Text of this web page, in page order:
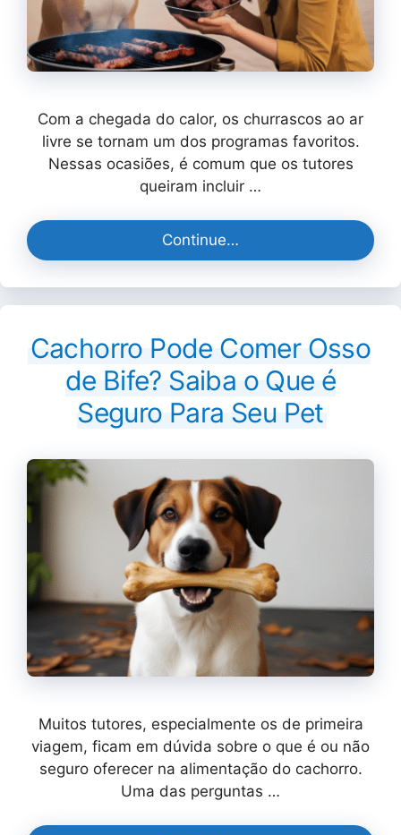
Com a chegada do calor, os churrascos ao ar
livre se tornam um dos programas favoritos.
Nessas ocasiões, é comum que os tutores
queiram incluir …
Continue…
Cachorro Pode Comer Osso
de Bife? Saiba o Que é
Seguro Para Seu Pet
Muitos tutores, especialmente os de primeira
viagem, ficam em dúvida sobre o que é ou não
seguro oferecer na alimentação do cachorro.
Uma das perguntas …